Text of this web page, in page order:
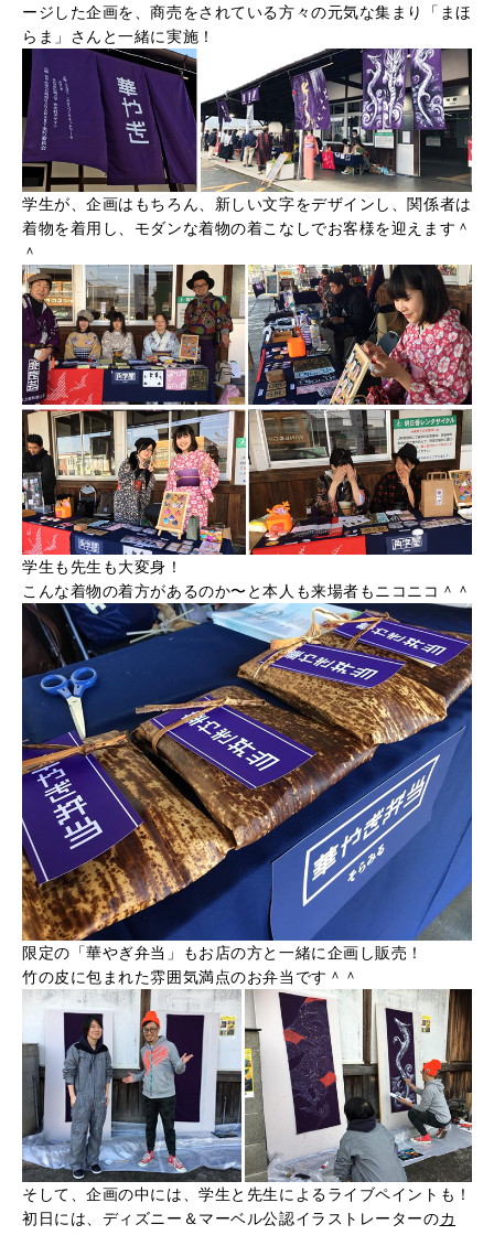
ージした企画を、商売をされている方々の元気な集まり「まほ
らま」さんと一緒に実施！
学生が、企画はもちろん、新しい文字をデザインし、関係者は
着物を着用し、モダンな着物の着こなしでお客様を迎えます＾
＾
学生も先生も大変身！
こんな着物の着方があるのか〜と本人も来場者もニコニコ＾＾
限定の「華やぎ弁当」もお店の方と一緒に企画し販売！
竹の皮に包まれた雰囲気満点のお弁当です＾＾
そして、企画の中には、学生と先生によるライブペイントも！
初日には、ディズニー＆マーベル公認イラストレーターのカ